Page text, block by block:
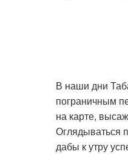
В наши дни
пограничным
на карте,
Оглядываться
дабы к утру